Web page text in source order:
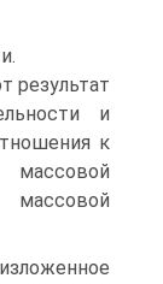
результат
и
к